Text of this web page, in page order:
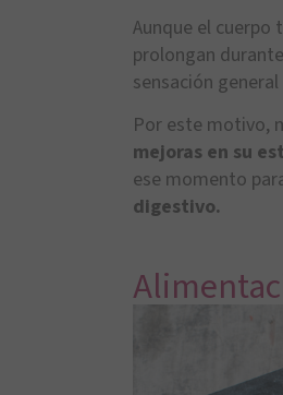
Aunque el cuerpo
prolongan
sensación
Por este motivo,
mejoras en su
ese momento
digestivo.